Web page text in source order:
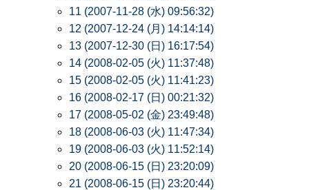
11 (2007-11-28 (水) 09:56:32)
12 (2007-12-24 (月) 14:14:14)
13 (2007-12-30 (日) 16:17:54)
14 (2008-02-05 (火) 11:37:48)
15 (2008-02-05 (火) 11:41:23)
16 (2008-02-17 (日) 00:21:32)
17 (2008-05-02 (金) 23:49:48)
18 (2008-06-03 (火) 11:47:34)
19 (2008-06-03 (火) 11:52:14)
20 (2008-06-15 (日) 23:20:09)
21 (2008-06-15 (日) 23:20:44)